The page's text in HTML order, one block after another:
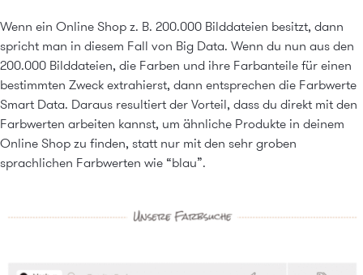
Wenn ein Online Shop z. B. 200.000 Bilddateien besitzt, dann
spricht man in diesem Fall von Big Data. Wenn du nun aus den
200.000 Bilddateien, die Farben und ihre Farbanteile für einen
bestimmten Zweck extrahierst, dann entsprechen die Farbwerte
Smart Data. Daraus resultiert der Vorteil, dass du direkt mit den
Farbwerten arbeiten kannst, um ähnliche Produkte in deinem
Online Shop zu finden, statt nur mit den sehr groben
sprachlichen Farbwerten wie “blau”.